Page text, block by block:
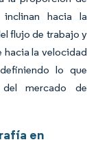
hacia la
flujo de trabajo y
hacia la velocidad
lo que
mercado de
en